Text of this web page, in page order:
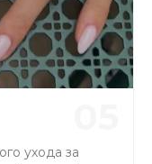
ухода за